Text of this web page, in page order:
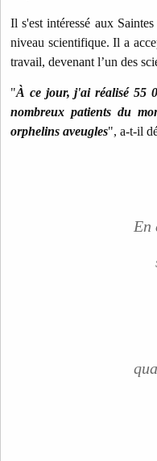
Il s'est intéressé aux
niveau scientifique. Il a
travail, devenant l’un des
"À ce jour, j'ai réalisé 55
nombreux patients du
orphelins aveugles", a-t-il
En